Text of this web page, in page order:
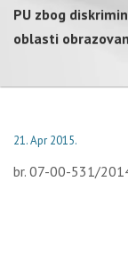
PU zbog
oblasti
21. Apr 2015.
br. 07-00-531/